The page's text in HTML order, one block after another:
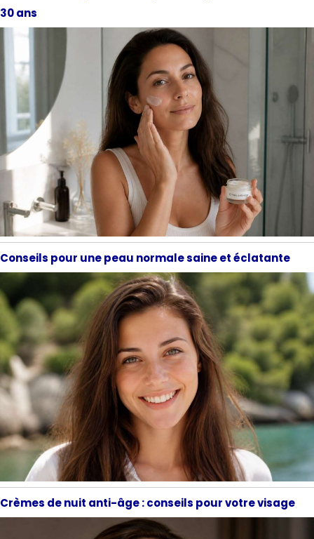
30 ans
Conseils pour une peau normale saine et éclatante
Crèmes de nuit anti-âge : conseils pour votre visage